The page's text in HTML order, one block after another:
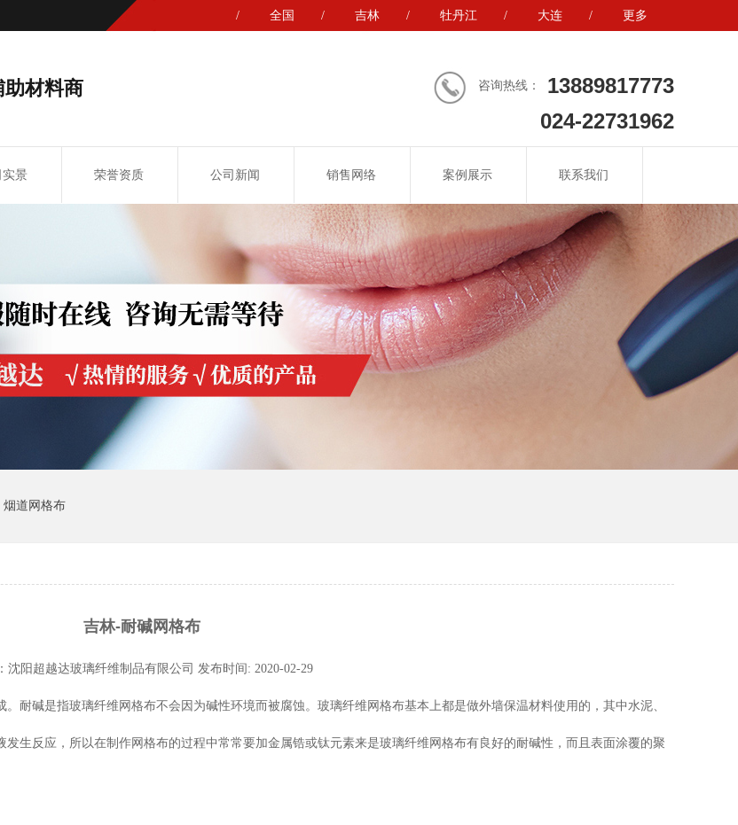
/ 全国 / 吉林 / 牡丹江 / 大连 / 更多
咨询热线：
13889817773
024-22731962
助材料商
实景 荣誉资质 公司新闻 销售网络 案例展示 联系我们
烟道网格布
吉林-耐碱网格布
沈阳超越达玻璃纤维制品有限公司 发布时间: 2020-02-29
耐碱是指玻璃纤维网格布不会因为碱性环境而被腐蚀。玻璃纤维网格布基本上都是做外墙保温材料使用的，其中水泥、
生反应，所以在制作网格布的过程中常常要加金属锆或钛元素来是玻璃纤维网格布有良好的耐碱性，而且表面涂覆的聚